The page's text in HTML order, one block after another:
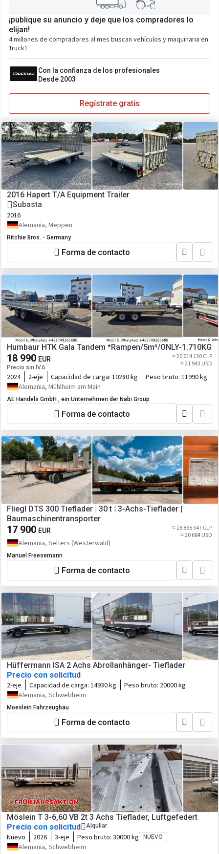
¡publique su anuncio y deje que los compradores lo
elijan!
4 millones de compradores al mes buscan vehículos y maquinaria en
Truck1
Con la confianza de los profesionales
Desde 2003
Regístrate gratis
2016 Hapert T/A Equipment Trailer
Subasta
2016
Alemania, Meppen
Ritchie Bros. - Germany
Forma de contacto
Humbaur HTK Gala Tandem *Rampen/5m³/ONLY-1.710KG
18 990 EUR
Precio sin IVA
≈ 20 014 130 CLP
≈ 21 943 USD
2024 2-eje Capacidad de carga: 10280 kg Peso bruto: 11990 kg
Alemania, Mühlheim am Main
AE Handels GmbH , ein Unternehmen der Nabi Group
Forma de contacto
Fliegl DTS 300 Tieflader | 30 t | 3-Achs-Tieflader |
Baumaschinentransporter
17 900 EUR
≈ 18 865 347 CLP
≈ 20 684 USD
Alemania, Selters (Westerwald)
Manuel Freesemann
Forma de contacto
Hüffermann ISA 2 Achs Abrollanhänger- Tieflader
Precio con solicitud
2-eje Capacidad de carga: 14930 kg Peso bruto: 20000 kg
Alemania, Schwebheim
Moeslein Fahrzeugbau
Forma de contacto
Möslein T 3-6,60 VB 2t 3 Achs Tieflader, Luftgefedert
Precio con solicitud
Alquilar
Nuevo 2026 3-eje Peso bruto: 30000 kg NUEVO
Alemania, Schwebheim